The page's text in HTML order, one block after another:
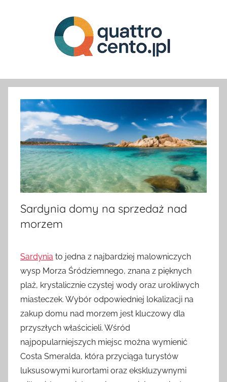
mniej
ciekawe,
bardzo
ważne
każdego.
Sardynia domy na sprzedaż nad
morzem
Sardynia to jedna z najbardziej malowniczych
wysp Morza Śródziemnego, znana z pięknych
plaż, krystalicznie czystej wody oraz urokliwych
miasteczek. Wybór odpowiedniej lokalizacji na
zakup domu nad morzem jest kluczowy dla
przyszłych właścicieli. Wśród
najpopularniejszych miejsc można wymienić
Costa Smeralda, która przyciąga turystów
luksusowymi kurortami oraz ekskluzywnymi